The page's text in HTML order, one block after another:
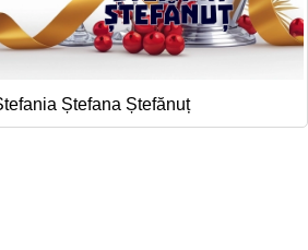
Ștefana Ștefănuț